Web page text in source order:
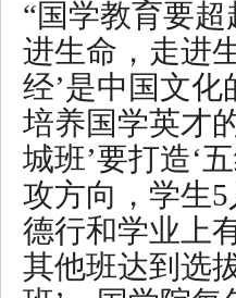
“国学教育要
进生命，走进
经’是中国文化
培养国学英才
城班’要打造‘
攻方向，学生
德行和学业上
其他班达到选